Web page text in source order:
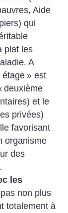
Aide
qui
plat les
A
étage » est
deuxième
et le
privées)
favorisant
organisme
des
les
non plus
totalement à